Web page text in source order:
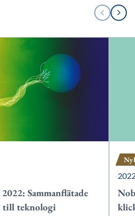
1
/
FÖREGÅENDE
NÄSTA
Sammanflätade
teknologi